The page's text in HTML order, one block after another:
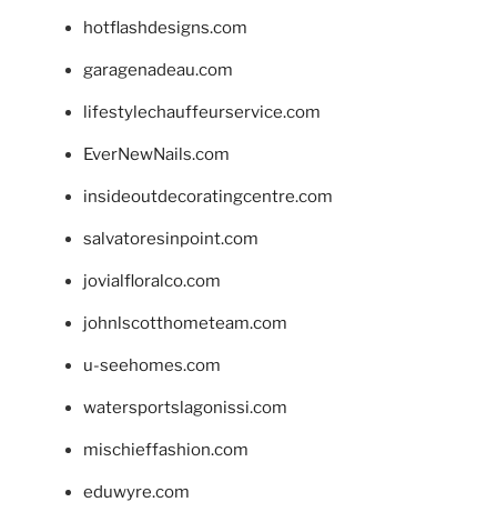
hotflashdesigns.com
garagenadeau.com
lifestylechauffeurservice.com
EverNewNails.com
insideoutdecoratingcentre.com
salvatoresinpoint.com
jovialfloralco.com
johnlscotthometeam.com
u-seehomes.com
watersportslagonissi.com
mischieffashion.com
eduwyre.com